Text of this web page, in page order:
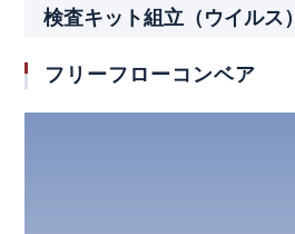
CADデータ
動画一覧
検査キット組立（ウイルス）
フリーフローコンベア